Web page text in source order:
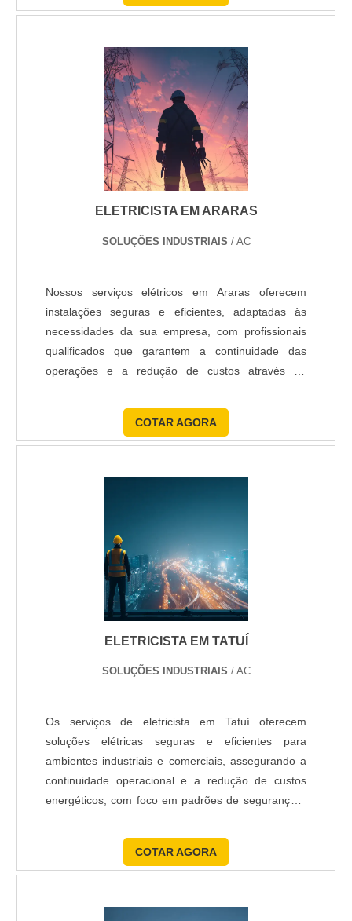
ELETRICISTA EM ARARAS
SOLUÇÕES INDUSTRIAIS / AC
Nossos serviços elétricos em Araras oferecem
instalações seguras e eficientes, adaptadas às
necessidades da sua empresa, com profissionais
qualificados que garantem a continuidade das
operações e a redução de custos através de
tecnologicamente.
COTAR AGORA
ELETRICISTA EM TATUÍ
SOLUÇÕES INDUSTRIAIS / AC
Os serviços de eletricista em Tatuí oferecem
soluções elétricas seguras e eficientes para
ambientes industriais e comerciais, assegurando a
continuidade operacional e a redução de custos
energéticos, com foco em padrões de segurança e
COTAR AGORA